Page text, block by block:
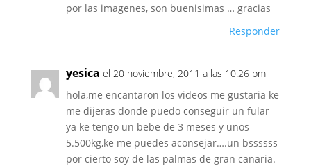
por las imagenes, son buenisimas … gracias
Responder
yesica el 20 noviembre, 2011 a las 10:26 pm
hola,me encantaron los videos me gustaria ke
me dijeras donde puedo conseguir un fular
ya ke tengo un bebe de 3 meses y unos
5.500kg,ke me puedes aconsejar….un bssssss
por cierto soy de las palmas de gran canaria.